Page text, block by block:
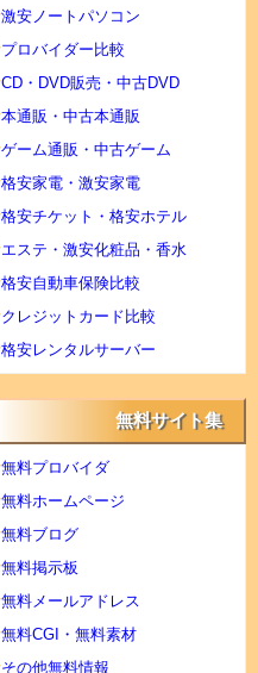
激安ノートパソコン
プロバイダー比較
CD・DVD販売・中古DVD
本通販・中古本通販
ゲーム通販・中古ゲーム
格安家電・激安家電
格安チケット・格安ホテル
エステ・激安化粧品・香水
格安自動車保険比較
クレジットカード比較
格安レンタルサーバー
無料サイト集
無料プロバイダ
無料ホームページ
無料ブログ
無料掲示板
無料メールアドレス
無料CGI・無料素材
その他無料情報